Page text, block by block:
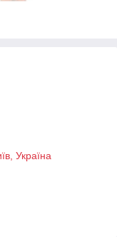
Україна